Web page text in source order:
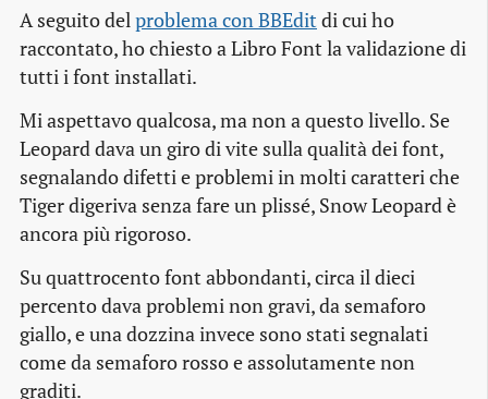
A seguito delproblema con BBEditdi cui ho
raccontato, ho chiesto a Libro Font la validazione di
tutti i font installati.
Mi aspettavo qualcosa, ma non a questo livello. Se
Leopard dava un giro di vite sulla qualità dei font,
segnalando difetti e problemi in molti caratteri che
Tiger digeriva senza fare un plissé, Snow Leopard è
ancora più rigoroso.
Su quattrocento font abbondanti, circa il dieci
percento dava problemi non gravi, da semaforo
giallo, e una dozzina invece sono stati segnalati
come da semaforo rosso e assolutamente non
graditi.